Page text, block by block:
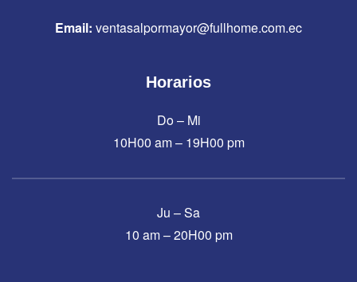
Email: ventasalpormayor@fullhome.com.ec
Horarios
Do – Mi
10H00 am – 19H00 pm
Ju – Sa
10 am – 20H00 pm